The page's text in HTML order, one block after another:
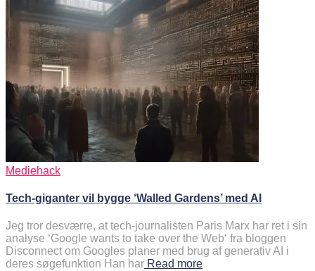
Mediehack
Tech-giganter vil bygge ‘Walled Gardens’ med AI
Jeg tror desværre, at tech-journalisten Paris Marx har ret i sin
analyse ‘Google wants to take over the Web‘ fra bloggen
Disconnect om Googles planer med brug af generativ AI i
deres søgefunktion Han har Read more